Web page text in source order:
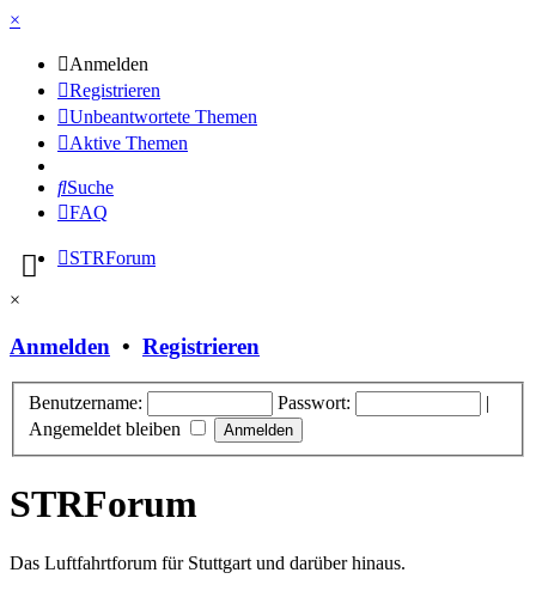
×
Anmelden
Registrieren
Unbeantwortete Themen
Aktive Themen
Suche
FAQ
STRForum
×
Anmelden • Registrieren
Benutzername: Passwort:
|
Angemeldet bleiben
STRForum
Das Luftfahrtforum für Stuttgart und darüber hinaus.